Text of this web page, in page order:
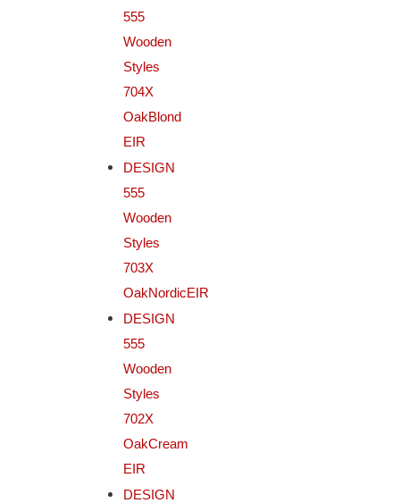
555
Wooden
Styles
704X
OakBlond
EIR
DESIGN
555
Wooden
Styles
703X
OakNordicEIR
DESIGN
555
Wooden
Styles
702X
OakCream
EIR
DESIGN